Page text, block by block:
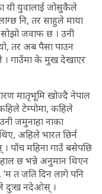
यी युवालाई जोसुकैले
नि, तर साहुले माया
जवाफ छ । उनी
तर अब पैसा पाउन
। गाउँमा के मुख देखाएर
मातृभूमि खोज्दै नेपाल
टेम्पोमा, कहिले
जमुनाहा नाका
अहिले भारत छिर्न
। पाँच महिना गाउँ बसेपछि
छ भन्ने अनुमान थिएन
‘म त जति दिन लागे पनि
दुःख नदेओस् ।